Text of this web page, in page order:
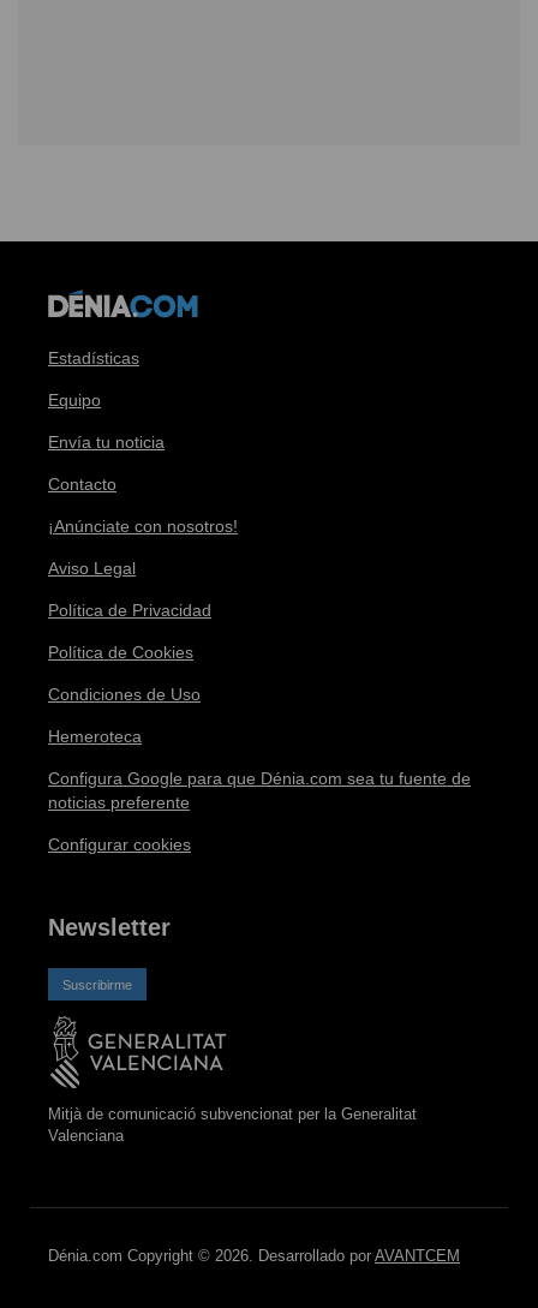
Estadísticas
Equipo
Envía tu noticia
Contacto
¡Anúnciate con nosotros!
Aviso Legal
Política de Privacidad
Política de Cookies
Condiciones de Uso
Hemeroteca
Configura Google para que Dénia.com sea tu fuente de
noticias preferente
Configurar cookies
Newsletter
Suscribirme
Mitjà de comunicació subvencionat per la Generalitat
Valenciana
Dénia.com Copyright © 2026. Desarrollado por AVANTCEM